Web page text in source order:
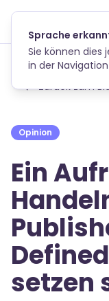
Skip to main
Sprache
Sie können dies
in der
Zurück zum
Opinion
Ein
setzen